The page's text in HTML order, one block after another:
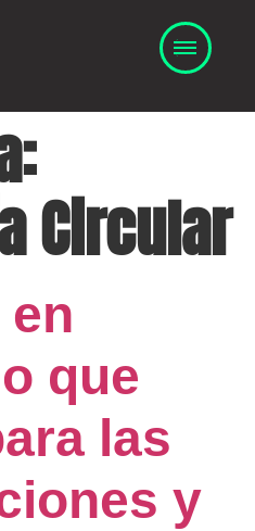
Circular
en
que
las
y